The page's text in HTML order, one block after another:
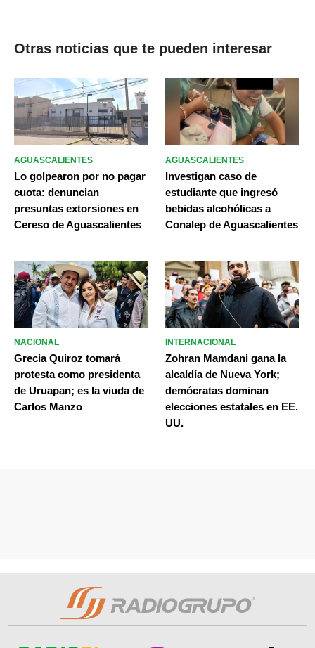
Otras noticias que te pueden interesar
AGUASCALIENTES
Lo golpearon por no pagar
cuota: denuncian
presuntas extorsiones en
Cereso de Aguascalientes
AGUASCALIENTES
Investigan caso de
estudiante que ingresó
bebidas alcohólicas a
Conalep de Aguascalientes
NACIONAL
Grecia Quiroz tomará
protesta como presidenta
de Uruapan; es la viuda de
Carlos Manzo
INTERNACIONAL
Zohran Mamdani gana la
alcaldía de Nueva York;
demócratas dominan
elecciones estatales en EE.
UU.